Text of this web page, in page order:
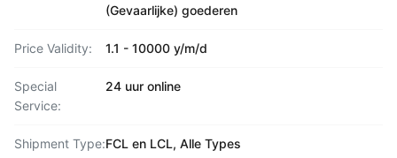
(Gevaarlijke) goederen
Price Validity: 1.1 - 10000 y/m/d
Special
Service:
24 uur online
Shipment Type:FCL en LCL, Alle Types